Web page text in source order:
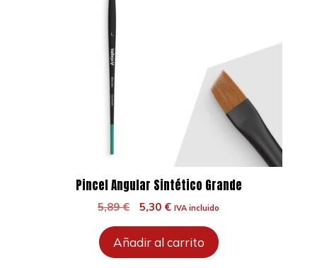
Pincel Angular Sintético Grande
5,89€
El
original
era:
5,30 €El
actual
es:
IVA incluido
Añadir al carrito